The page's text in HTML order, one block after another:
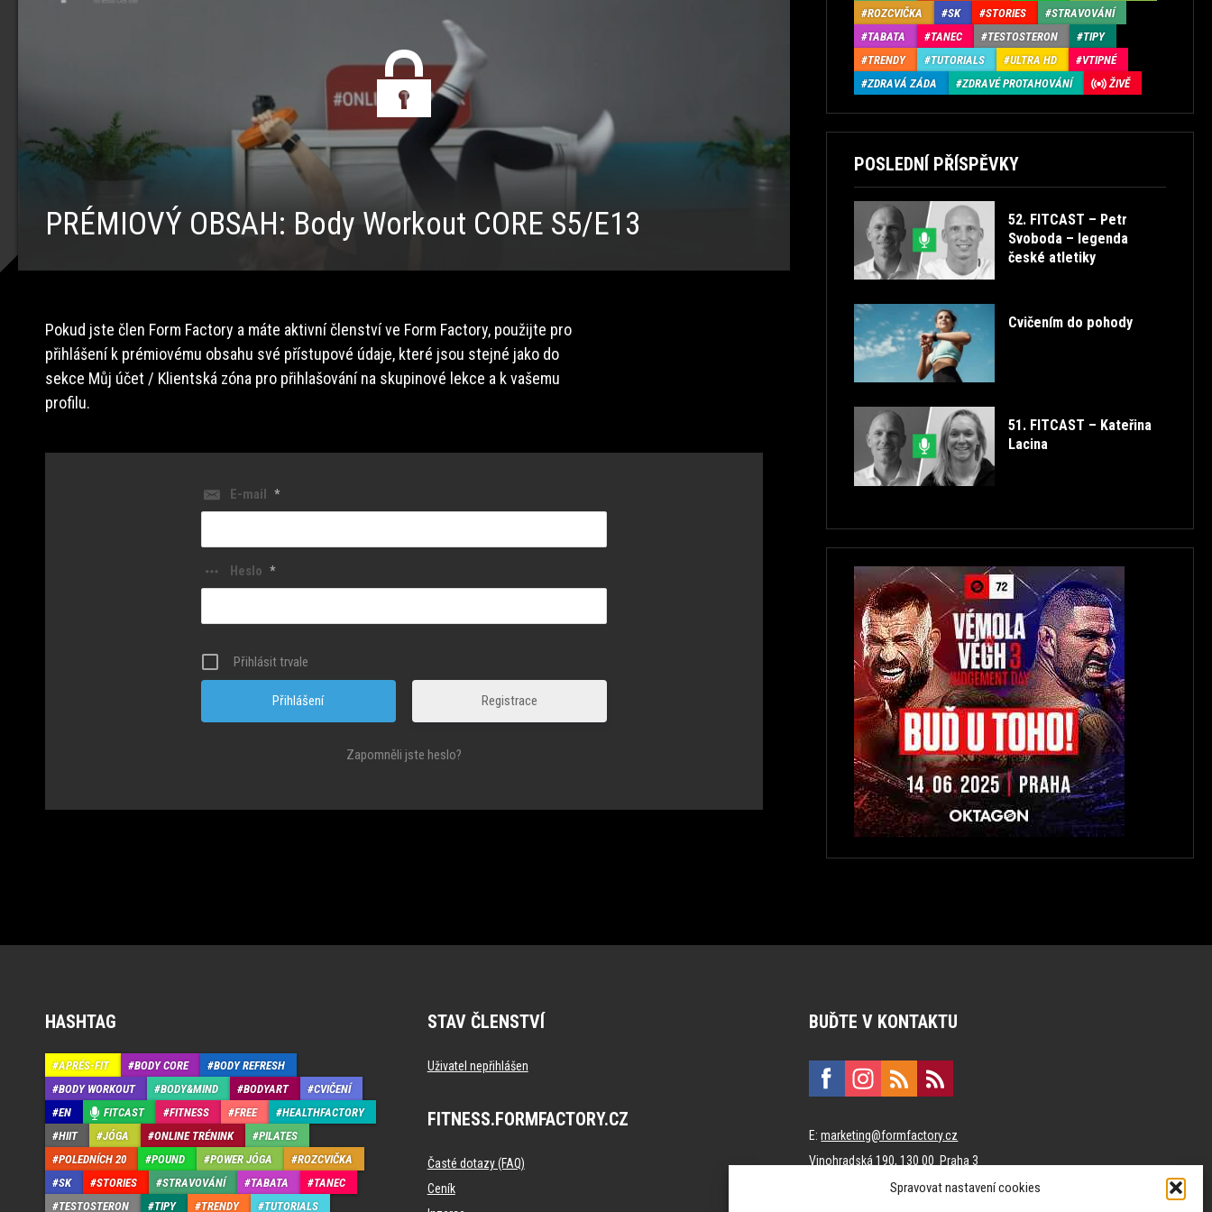
Spravovat nastavení cookies
PRÉMIOVÝ OBSAH: Body Workout CORE S5/E13
Pokud jste člen Form Factory a máte aktivní členství ve Form Factory, použijte pro
přihlášení k prémiovému obsahu své přístupové údaje, které jsou stejné jako do
sekce Můj účet / Klientská zóna pro přihlašování na skupinové lekce a k vašemu
profilu.
E-mail *
Heslo *
Přihlásit trvale
Registrace
Zapomněli jste heslo?
ROZCVIČKA
SK STORIES
STRAVOVÁNÍ
TABATA
TANEC TESTOSTERON
TIPY
TRENDY
TUTORIALS ULTRA HD
VTIPNÉ
ZDRAVÁ ZÁDA
ZDRAVÉ PROTAHOVÁNÍ ŽIVĚ
POSLEDNÍ PŘÍSPĚVKY
52. FITCAST – Petr
Svoboda – legenda
české atletiky
Cvičením do pohody
51. FITCAST – Kateřina
Lacina
HASHTAG
APRÉS-FIT BODY CORE
BODY REFRESH
BODY WORKOUT
BODY&MIND BODYART
CVIČENÍ
EN
FITCAST FITNESS FREE
HEALTHFACTORY
HIIT
JÓGA ONLINE TRÉNINK
PILATES
POLEDNÍCH 20
POUND POWER JÓGA
ROZCVIČKA
SK
STORIES STRAVOVÁNÍ TABATA
TANEC
TESTOSTERON
TIPY TRENDY TUTORIALS
STAV ČLENSTVÍ
Uživatel nepřihlášen
FITNESS.FORMFACTORY.CZ
Časté dotazy (FAQ)
Ceník
BUĎTE V KONTAKTU
E:marketing@formfactory.cz
Vinohradská 190, 130 00 Praha 3